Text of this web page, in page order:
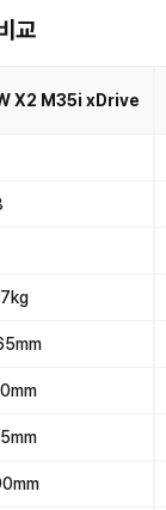
교
X2 M35i xDrive